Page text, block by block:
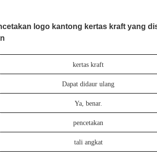
logo kantong kertas kraft yang
kertas kraft
Dapat didaur ulang
Ya, benar.
pencetakan
tali angkat